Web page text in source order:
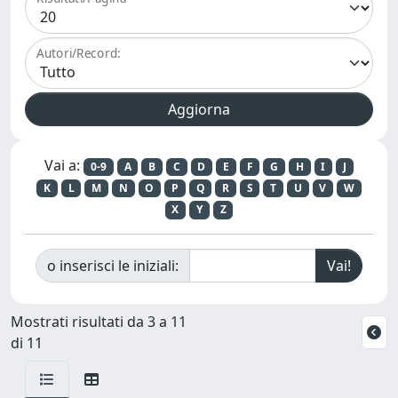
Autori/Record:
Vai a: 0-9 A B C D E F G H I
J
K
L M N O P Q R S T U V
W
X
Y Z
o inserisci le iniziali:
Mostrati risultati da 3 a 11
di 11